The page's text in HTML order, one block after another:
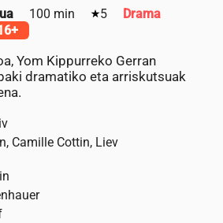
100 min 5
Drama
Yom Kippurreko Gerran
dramatiko eta arriskutsuak
Camille Cottin, Liev